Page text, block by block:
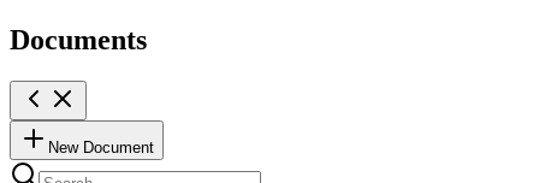
Documents
New Document